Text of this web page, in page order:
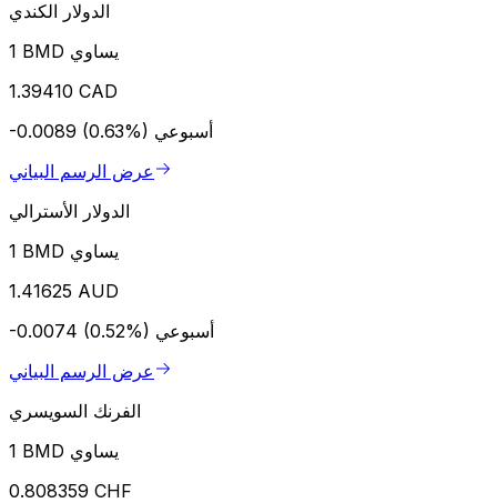
الدولار الكندي
1 BMD يساوي
1.39410 CAD
-0.0089 (0.63%) أسبوعي
عرض الرسم البياني
الدولار الأسترالي
1 BMD يساوي
1.41625 AUD
-0.0074 (0.52%) أسبوعي
عرض الرسم البياني
الفرنك السويسري
1 BMD يساوي
0.808359 CHF